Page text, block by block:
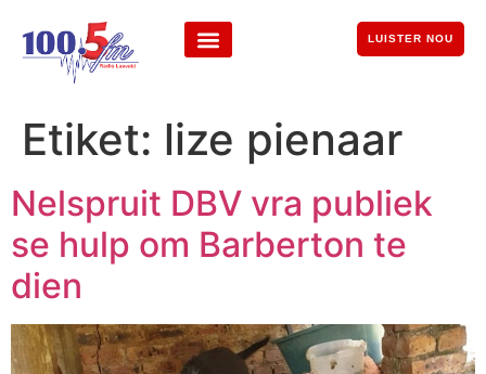
LUISTER NOU
Etiket: lize pienaar
Nelspruit DBV vra publiek
se hulp om Barberton te
dien